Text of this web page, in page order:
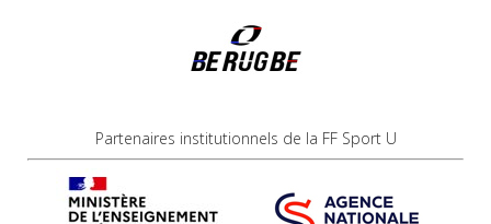
Partenaires institutionnels de la FF Sport U